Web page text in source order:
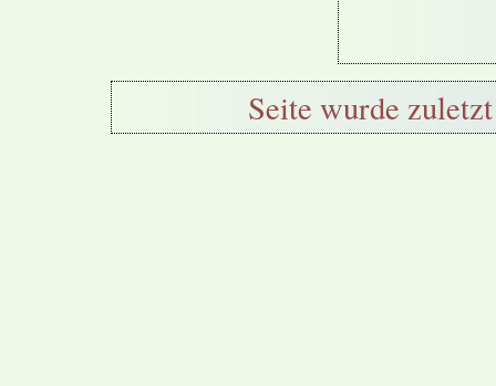
Seite wurde